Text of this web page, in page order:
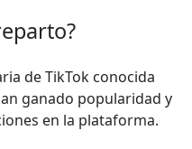
de TikTok conocida
ganado popularidad y
en la plataforma.